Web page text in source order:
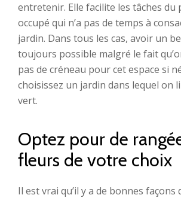
entretenir. Elle facilite les tâches
occupé qui n’a pas de temps à
jardin. Dans tous les cas, avoir un
toujours possible malgré le fait
pas de créneau pour cet espace si
choisissez un jardin dans lequel on
vert.
Optez pour de
fleurs de votre choix
Il est vrai qu’il y a de bonnes façons